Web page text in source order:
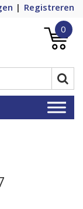
Registreren
0